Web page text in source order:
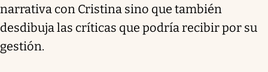
narrativa con Cristina sino que también
desdibuja las críticas que podría recibir por su
gestión.